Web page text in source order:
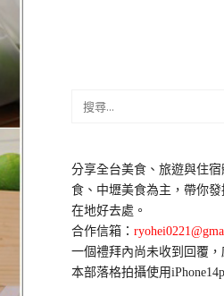
鍵
字:
分享全台美食、旅遊與住
食、中壢美食為主，帶你
在地好去處。
合作信箱：
一個禮拜內尚未收到回覆，
本部落格拍攝使用